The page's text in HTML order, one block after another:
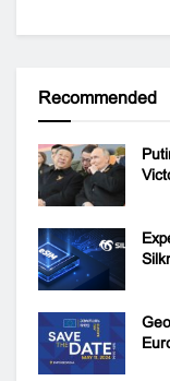
Recommended